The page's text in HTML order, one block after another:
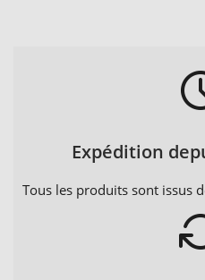
Expédition
Tous les produits sont issus